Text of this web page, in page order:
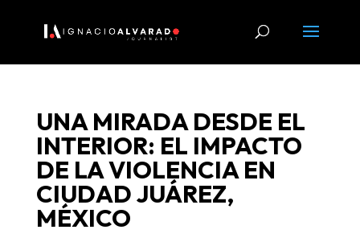
UNA MIRADA DESDE EL
INTERIOR: EL IMPACTO
DE LA VIOLENCIA EN
CIUDAD JUÁREZ,
MÉXICO